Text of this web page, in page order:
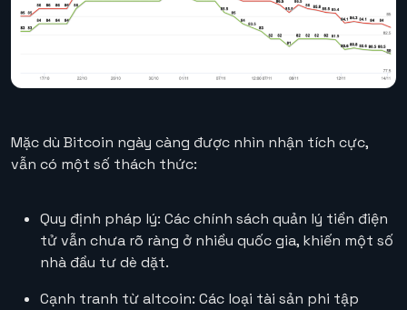
Mặc dù Bitcoin ngày càng được nhìn nhận tích cực,
vẫn có một số thách thức:
Quy định pháp lý: Các chính sách quản lý tiền điện
tử vẫn chưa rõ ràng ở nhiều quốc gia, khiến một số
nhà đầu tư dè dặt.
Cạnh tranh từ altcoin: Các loại tài sản phi tập